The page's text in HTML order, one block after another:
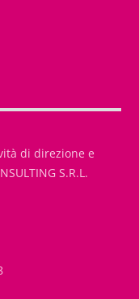
di direzione e
S.R.L.